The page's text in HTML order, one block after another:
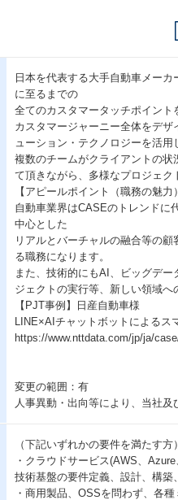
日本を代表する大手自動車メー
に至るまでの
全てのカスタマータッチポイント
カスタマージャーニー全体をデ
ューション・テクノロジーを活用
複数のチームがクライアントの
て頂きながら、多様なプロジェク
【アピールポイント（職務の魅力
自動車業界はCASEのトレンドに
中心とした
リアルとバーチャルの融合等の
る職務になります。
また、技術的にもAI、ビッグデ
ジェクトの実行等、新しい領域へ
【PJT事例】日産自動車様
LINE×AIチャットボットによるス
https://www.nttdata.com/jp/ja/
変更の範囲：有
人事異動・出向等により、当社
（下記いずれかの要件を満たす方）
・クラウドサービス(AWS、
技術基盤の要件定義、設計、構築
・商用製品、OSSを問わず、各